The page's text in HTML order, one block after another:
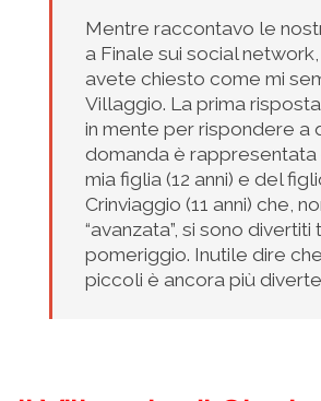
Mentre raccontavo le
a Finale sui social network,
avete chiesto come mi
Villaggio. La prima
in mente per rispondere a
domanda è rappresentata
mia figlia (12 anni) e del
Crinviaggio (11 anni) che,
“avanzata”, si sono divertiti
pomeriggio. Inutile dire
piccoli è ancora più